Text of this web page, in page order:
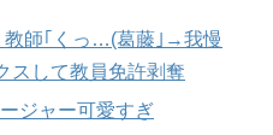
教師｢くっ…(葛藤｣→我慢
スして教員免許剥奪
ジャー可愛すぎ